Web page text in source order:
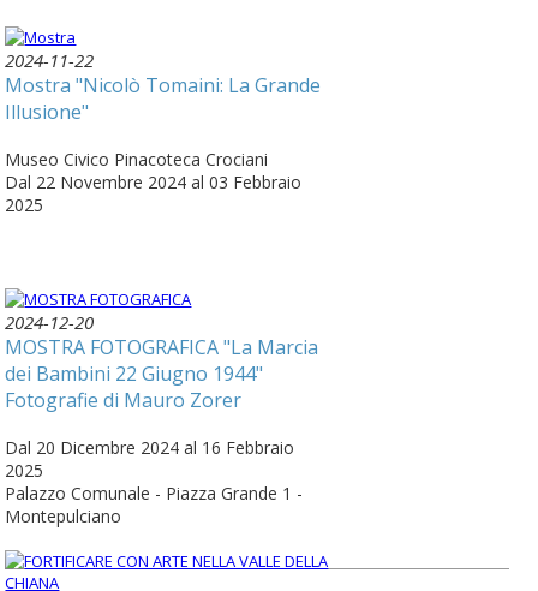
2024-11-22
Mostra "Nicolò Tomaini: La Grande
Illusione"
Museo Civico Pinacoteca Crociani
Dal 22 Novembre 2024 al 03 Febbraio
2025
2024-12-20
MOSTRA FOTOGRAFICA "La Marcia
dei Bambini 22 Giugno 1944"
Fotografie di Mauro Zorer
Dal 20 Dicembre 2024 al 16 Febbraio
2025
Palazzo Comunale - Piazza Grande 1 -
Montepulciano